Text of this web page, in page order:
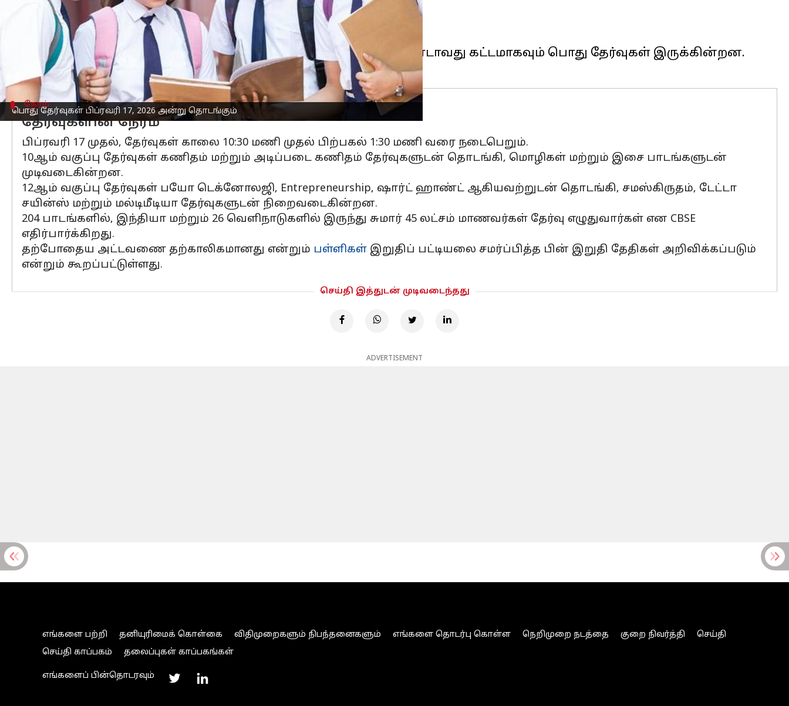
பொது தேர்வுகள் பிப்ரவரி 17, 2026 அன்று தொடங்கும்
அதன்படி பொதுதேர்வுகள்பிப்ரவரி 17, 2026 அன்று தொடங்கும்.
10ஆம் வகுப்பு தேர்வுகள் மார்ச் 9, 2026 அன்று முடிவடையும்.
12ஆம் வகுப்பு தேர்வுகள் ஏப்ரல் 9, 2026 அன்று முடிவடையும்.
முன்மொழியப்பட்ட புதிய CBSE விதிகள்படி 10ஆம் வகுப்பிற்கு இரண்டாவது கட்டமாகவும் பொது தேர்வுகள் இருக்கின்றன.
நேரம்
தேர்வுகளின் நேரம்
பிப்ரவரி 17 முதல், தேர்வுகள் காலை 10:30 மணி முதல் பிற்பகல் 1:30 மணி வரை நடைபெறும்.
10ஆம் வகுப்பு தேர்வுகள் கணிதம் மற்றும் அடிப்படை கணிதம் தேர்வுகளுடன் தொடங்கி, மொழிகள் மற்றும் இசை பாடங்களுடன்
முடிவடைகின்றன.
12ஆம் வகுப்பு தேர்வுகள் பயோ டெக்னோலஜி, Entrepreneurship, ஷார்ட் ஹாண்ட் ஆகியவற்றுடன் தொடங்கி, சமஸ்கிருதம், டேட்டா
சயின்ஸ் மற்றும் மல்டிமீடியா தேர்வுகளுடன் நிறைவடைகின்றன.
204 பாடங்களில், இந்தியா மற்றும் 26 வெளிநாடுகளில் இருந்து சுமார் 45 லட்சம் மாணவர்கள் தேர்வு எழுதுவார்கள் என CBSE
எதிர்பார்க்கிறது.
தற்போதைய அட்டவணை தற்காலிகமானது என்றும் பள்ளிகள் இறுதிப் பட்டியலை சமர்ப்பித்த பின் இறுதி தேதிகள் அறிவிக்கப்படும்
என்றும் கூறப்பட்டுள்ளது.
செய்தி இத்துடன் முடிவடைந்தது
ADVERTISEMENT
எங்களை பற்றி தனியுரிமைக் கொள்கை விதிமுறைகளும் நிபந்தனைகளும் எங்களை தொடர்பு கொள்ள நெறிமுறை நடத்தை குறை நிவர்த்தி
செய்தி
செய்தி காப்பகம்
தலைப்புகள் காப்பகங்கள்
எங்களைப் பின்தொடரவும்